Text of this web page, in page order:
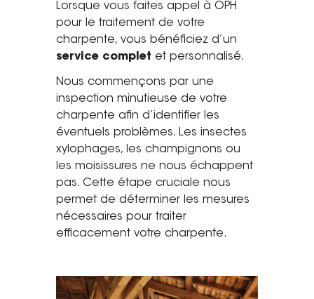
Avis clients
Recrutement
Actualités
Guide rénovation
Lorsque vous faites appel à OPH
pour le traitement de votre
charpente, vous bénéficiez d’un
service complet et personnalisé.
Nous commençons par une
inspection minutieuse de votre
charpente afin d’identifier les
éventuels problèmes. Les insectes
xylophages, les champignons ou
les moisissures ne nous échappent
pas. Cette étape cruciale nous
permet de déterminer les mesures
nécessaires pour traiter
efficacement votre charpente.